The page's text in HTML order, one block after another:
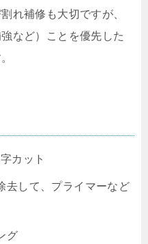
れ補修も大切ですが、
など）ことを優先した
カット
去して、プライマーなど
グ